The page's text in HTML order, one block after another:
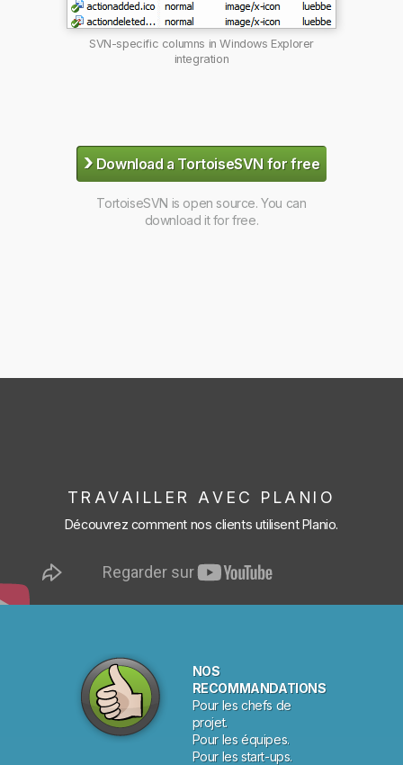
SVN-specific columns in Windows Explorer
integration
›Download a TortoiseSVN for free
TortoiseSVN is open source. You can
download it for free.
TRAVAILLER AVEC PLANIO
Découvrez comment nos clients utilisent Planio.
NOS
RECOMMANDATIONS
Pour les chefs de
projet.
Pour les équipes.
Pour les start-ups.